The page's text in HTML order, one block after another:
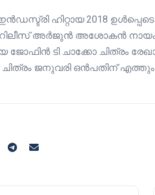
ഹിറ്റായ 2018 ഉൾപ്പെടെ
അർജുൻ അശോകൻ
ടി ചാക്കോ ചിത്രം
ജനുവരി ഒൻപതിന് എത്തും.